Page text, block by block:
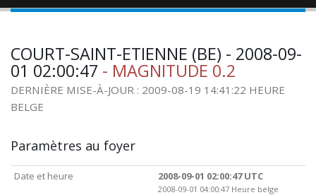
COURT-SAINT-ETIENNE (BE) - 2008-09-
01 02:00:47 - MAGNITUDE 0.2
DERNIÈRE MISE-À-JOUR : 2009-08-19 14:41:22 HEURE
BELGE
Paramètres au foyer
Date et heure 2008-09-01 02:00:47 UTC
2008-09-01 04:00:47 Heure belge